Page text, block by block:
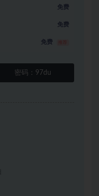
免费
免费
免费
密码： 97du